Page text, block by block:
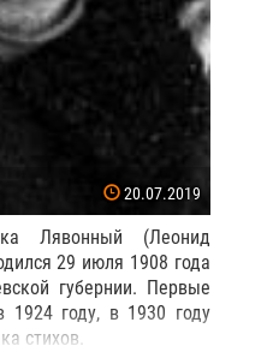
20.07.2019
Лявонный (Леонид
29 июля 1908 года
губернии. Первые
1924 году, в 1930 году
стихов.